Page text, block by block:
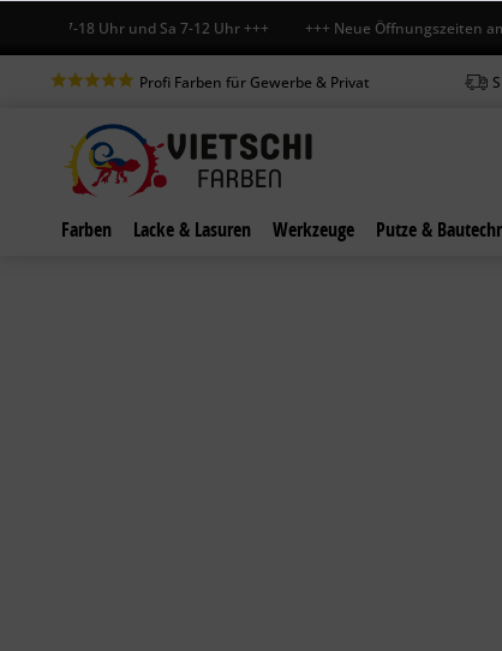
Fr 7-18 Uhr und Sa 7-12 Uhr +++ +++ Neue Öffnungszeiten am
Profi Farben für Gewerbe & Privat
Farben Lacke & Lasuren Werkzeuge Putze &